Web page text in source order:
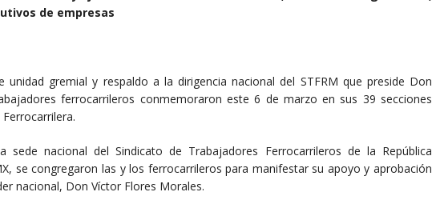
de empresas
unidad gremial y respaldo a la dirigencia nacional del STFRM que preside Don
ferrocarrileros conmemoraron este 6 de marzo en sus 39 secciones
sede nacional del Sindicato de Trabajadores Ferrocarrileros de la República
se congregaron las y los ferrocarrileros para manifestar su apoyo y aprobación
nacional, Don Víctor Flores Morales.